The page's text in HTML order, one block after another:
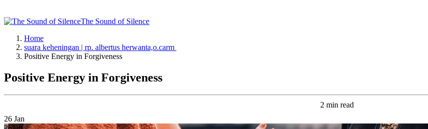
The Sound of Silence
Home
suara keheningan | rp. albertus herwanta,o.carm
Positive Energy in Forgiveness
Positive Energy in Forgiveness
2 min read
26 Jan